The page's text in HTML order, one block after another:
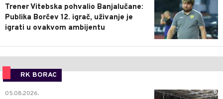
Trener Vitebska pohvalio Banjalučane:
Publika Borčev 12. igrač, uživanje je
igrati u ovakvom ambijentu
RK BORAC
0
05.08.2026.